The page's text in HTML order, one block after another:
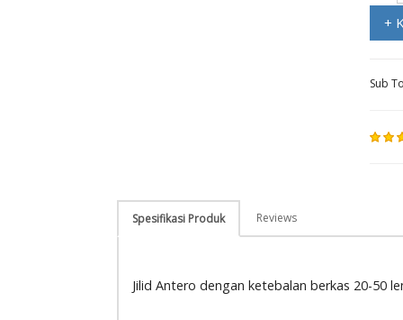
+
Sub
Spesifikasi Produk Reviews
Jilid Antero dengan ketebalan berkas 20-50